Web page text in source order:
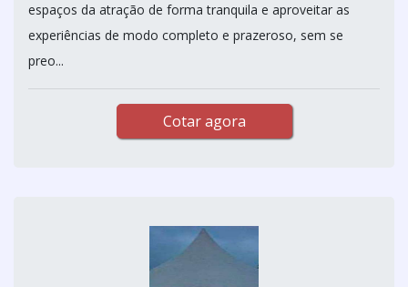
espaços da atração de forma tranquila e aproveitar as
experiências de modo completo e prazeroso, sem se
preo...
Cotar agora